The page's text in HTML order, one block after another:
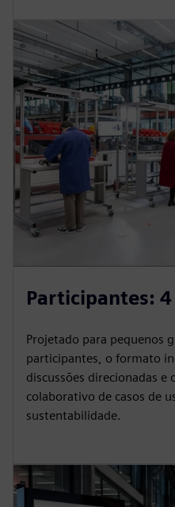
Participantes: 4
Projetado para pequenos
participantes, o formato
discussões direcionadas e
colaborativo de casos de
sustentabilidade.